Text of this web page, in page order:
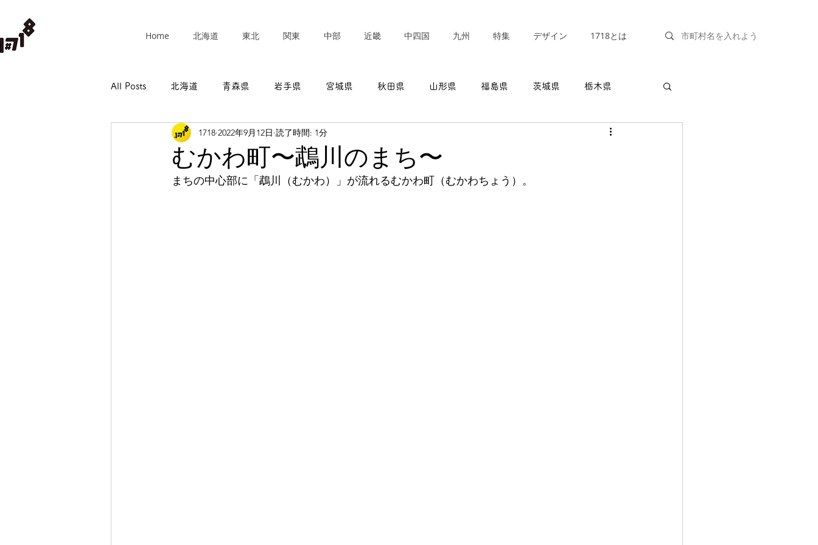
Home 北海道 東北 関東 中部 近畿 中四国 九州 特集 デザイン 1718とは
All Posts 北海道 青森県 岩手県 宮城県 秋田県 山形県 福島県 茨城県 栃木県
埼玉県 千葉県 東京都 山梨県
岐阜県 静岡県 愛知県 三重県 滋賀県 京都府 大阪府
むかわ町〜鵡川のまち〜
1718 2022年9月12日 読了時間: 1分
まちの中心部に「鵡川（むかわ）」が流れるむかわ町（むかわちょう）。